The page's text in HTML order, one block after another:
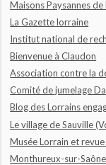
Maisons Paysannes de
La Gazette lorraine
Institut national de
Bienvenue à Claudon
Association contre la
Comité de jumelage
Blog des Lorrains
Le village de Sauville
Musée Lorrain et revue
Monthureux-sur-